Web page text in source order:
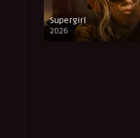
Supergirl
2026
FULL HD